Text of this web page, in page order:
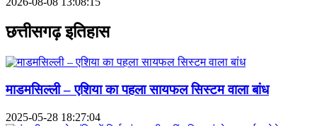
छत्तीसगढ़ इतिहास
माडमसिल्ली – एशिया का पहला सायफल सिस्टम वाला बांध
2025-05-28 18:27:04